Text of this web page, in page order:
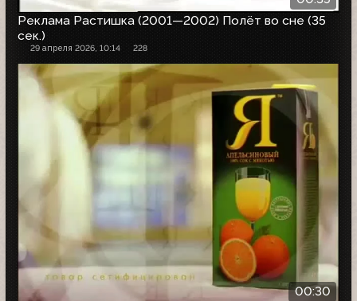
Реклама Растишка (2001—2002) Полёт во сне (35
сек.)
29 апреля 2026, 10:14 228
00:30